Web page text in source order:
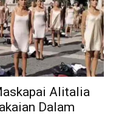
Alitalia
Dalam